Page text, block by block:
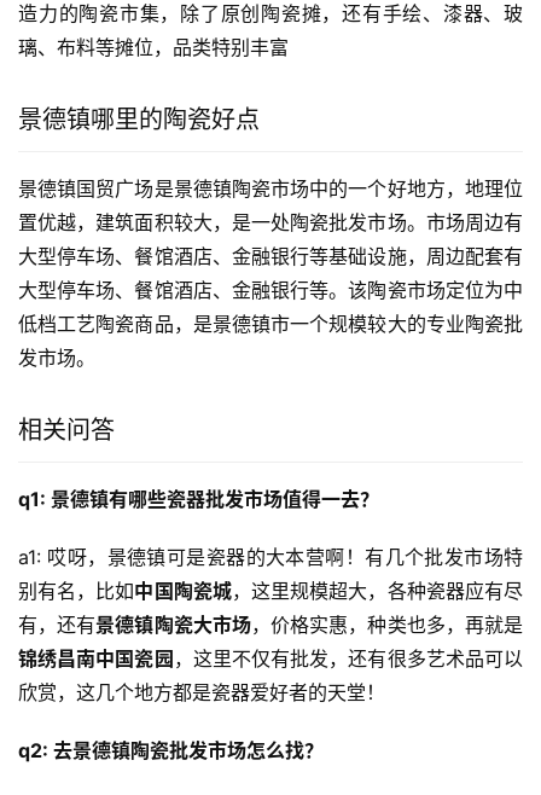
造力的陶瓷市集，除了原创陶瓷摊，还有手绘、漆器、玻
璃、布料等摊位，品类特别丰富
景德镇哪里的陶瓷好点
景德镇国贸广场是景德镇陶瓷市场中的一个好地方，地理位
置优越，建筑面积较大，是一处陶瓷批发市场。市场周边有
大型停车场、餐馆酒店、金融银行等基础设施，周边配套有
大型停车场、餐馆酒店、金融银行等。该陶瓷市场定位为中
低档工艺陶瓷商品，是景德镇市一个规模较大的专业陶瓷批
发市场。
相关问答
q1: 景德镇有哪些瓷器批发市场值得一去？
a1: 哎呀，景德镇可是瓷器的大本营啊！有几个批发市场特
别有名，比如中国陶瓷城，这里规模超大，各种瓷器应有尽
有，还有景德镇陶瓷大市场，价格实惠，种类也多，再就是
锦绣昌南中国瓷园 ，这里不仅有批发，还有很多艺术品可以
欣赏，这几个地方都是瓷器爱好者的天堂！
q2: 去景德镇陶瓷批发市场怎么找？